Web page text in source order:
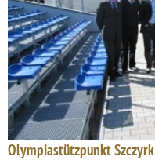
Olympiastützpunkt Szczyrk